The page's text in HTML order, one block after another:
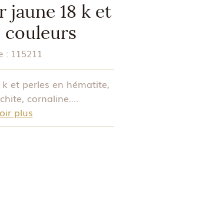
jaune 18 k et
couleurs
: 115211
et perles en hématite,
cornaline....
plus